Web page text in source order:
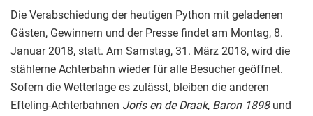
Die Verabschiedung der heutigen Python mit geladenen
Gästen, Gewinnern und der Presse findet am Montag, 8.
Januar 2018, statt. Am Samstag, 31. März 2018, wird die
stählerne Achterbahn wieder für alle Besucher geöffnet.
Sofern die Wetterlage es zulässt, bleiben die anderen
Efteling-Achterbahnen Joris en de Draak, Baron 1898und